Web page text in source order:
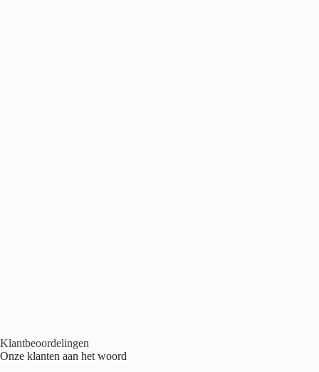
Klantbeoordelingen
Onze klanten aan het woord